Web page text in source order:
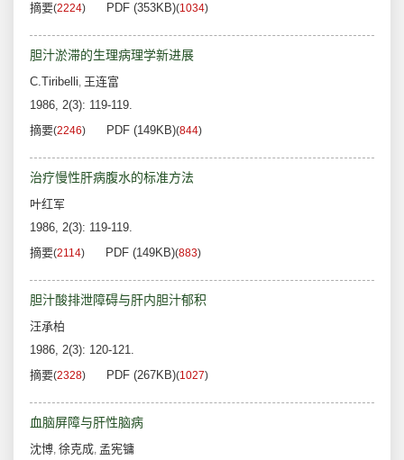
摘要(2224) PDF (353KB)(1034)
胆汁淤滞的生理病理学新进展
C.Tiribelli, 王连富
1986, 2(3): 119-119.
摘要(2246) PDF (149KB)(844)
治疗慢性肝病腹水的标准方法
叶红军
1986, 2(3): 119-119.
摘要(2114) PDF (149KB)(883)
胆汁酸排泄障碍与肝内胆汁郁积
汪承柏
1986, 2(3): 120-121.
摘要(2328) PDF (267KB)(1027)
血脑屏障与肝性脑病
沈博, 徐克成, 孟宪镛